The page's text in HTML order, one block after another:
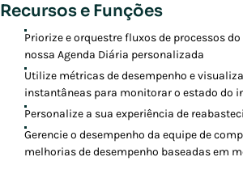
Recursos e Funções
Priorize e orquestre fluxos de processos
nossa Agenda Diária personalizada
Utilize métricas de desempenho e
instantâneas para monitorar o estado do
Personalize a sua experiência de
Gerencie o desempenho da equipe de
melhorias de desempenho baseadas em